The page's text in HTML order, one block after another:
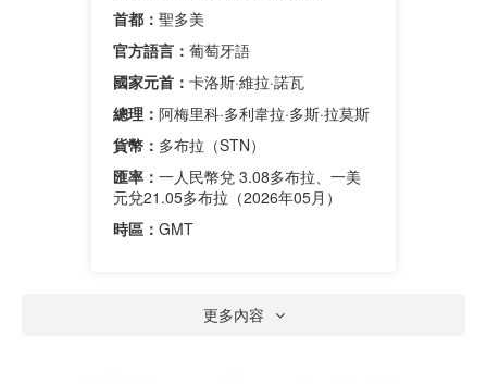
首都： 聖多美
官方語言： 葡萄牙語
國家元首： 卡洛斯·維拉·諾瓦
總理： 阿梅里科·多利韋拉·多斯·拉莫斯
貨幣： 多布拉（STN）
匯率： 一人民幣兌 3.08多布拉、一美
元兌21.05多布拉（2026年05月）
時區： GMT
更多內容